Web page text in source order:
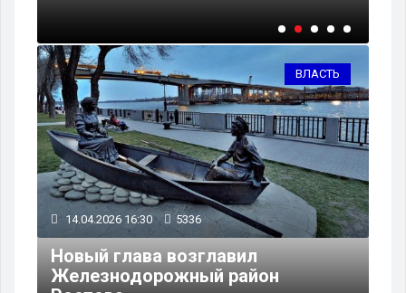
ВЛАСТЬ
14.04.2026 16:30 5336
Новый глава возглавил
Железнодорожный район